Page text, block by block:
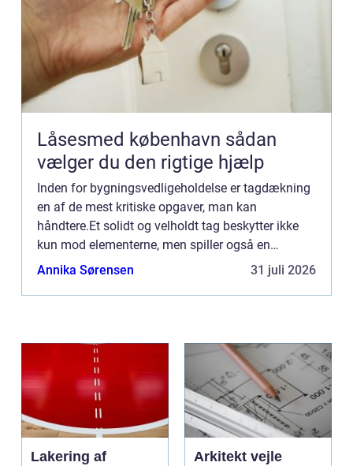
Låsesmed københavn sådan
vælger du den rigtige hjælp
Inden for bygningsvedligeholdelse er tagdækning
en af de mest kritiske opgaver, man kan
håndtere.Et solidt og velholdt tag beskytter ikke
kun mod elementerne, men spiller også en
væsentlig rolle i et hjems energieffektivitet. ...
Annika Sørensen 31 juli 2026
Lakering af
Arkitekt vejle